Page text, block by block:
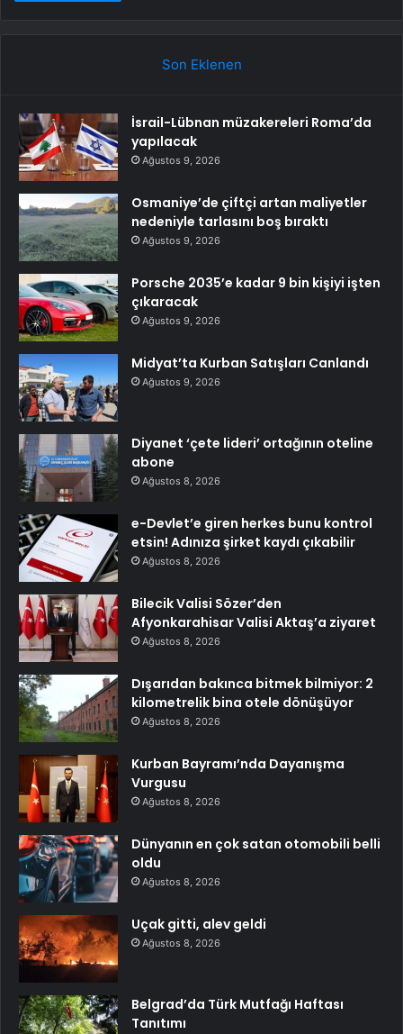
Son Eklenen
İsrail-Lübnan müzakereleri Roma’da
yapılacak
Ağustos 9, 2026
Osmaniye’de çiftçi artan maliyetler
nedeniyle tarlasını boş bıraktı
Ağustos 9, 2026
Porsche 2035’e kadar 9 bin kişiyi işten
çıkaracak
Ağustos 9, 2026
Midyat’ta Kurban Satışları Canlandı
Ağustos 9, 2026
Diyanet ‘çete lideri’ ortağının oteline
abone
Ağustos 8, 2026
e-Devlet’e giren herkes bunu kontrol
etsin! Adınıza şirket kaydı çıkabilir
Ağustos 8, 2026
Bilecik Valisi Sözer’den
Afyonkarahisar Valisi Aktaş’a ziyaret
Ağustos 8, 2026
Dışarıdan bakınca bitmek bilmiyor: 2
kilometrelik bina otele dönüşüyor
Ağustos 8, 2026
Kurban Bayramı’nda Dayanışma
Vurgusu
Ağustos 8, 2026
Dünyanın en çok satan otomobili belli
oldu
Ağustos 8, 2026
Uçak gitti, alev geldi
Ağustos 8, 2026
Belgrad’da Türk Mutfağı Haftası
Tanıtımı